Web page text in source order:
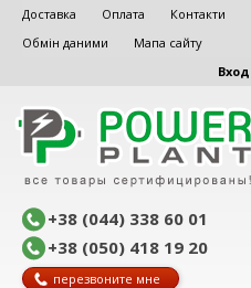
Доставка Оплата Контакти
Обмін даними
Мапа сайту
Вход
+38 (044) 338 60 01
+38 (050) 418 19 20
перезвоните мне